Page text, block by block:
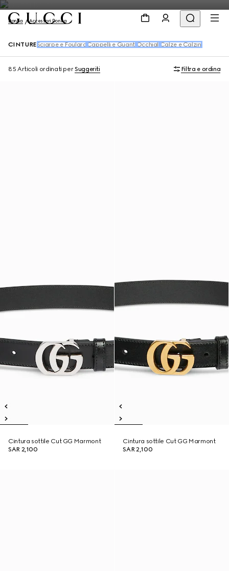
Donna Accessori Donna
CINTURE Sciarpe e Foulard Cappelli e Guanti Occhiali Calze e Calzini
85 Articoli ordinati perSuggeriti Filtra e ordina
Cintura sottile Cut GG Marmont
SAR 2,100
Cintura sottile Cut GG Marmont
SAR 2,100